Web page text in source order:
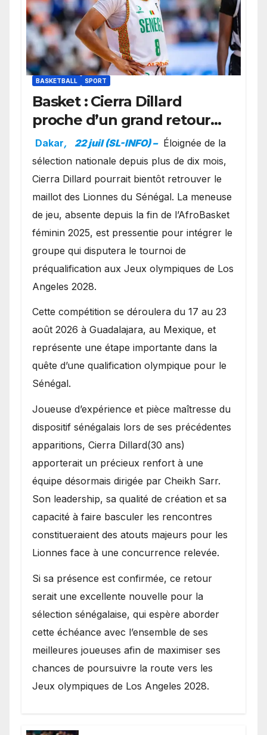
BASKETBALL SPORT
Basket : Cierra Dillard
proche d’un grand retour
avec les Lionnes ?
Dakar, 22 juil (SL-INFO) – Éloignée de la
sélection nationale depuis plus de dix mois,
Cierra Dillard pourrait bientôt retrouver le
maillot des Lionnes du Sénégal. La meneuse
de jeu, absente depuis la fin de l’AfroBasket
féminin 2025, est pressentie pour intégrer le
groupe qui disputera le tournoi de
préqualification aux Jeux olympiques de Los
Angeles 2028.
Cette compétition se déroulera du 17 au 23
août 2026 à Guadalajara, au Mexique, et
représente une étape importante dans la
quête d’une qualification olympique pour le
Sénégal.
Joueuse d’expérience et pièce maîtresse du
dispositif sénégalais lors de ses précédentes
apparitions, Cierra Dillard(30 ans)
apporterait un précieux renfort à une
équipe désormais dirigée par Cheikh Sarr.
Son leadership, sa qualité de création et sa
capacité à faire basculer les rencontres
constitueraient des atouts majeurs pour les
Lionnes face à une concurrence relevée.
Si sa présence est confirmée, ce retour
serait une excellente nouvelle pour la
sélection sénégalaise, qui espère aborder
cette échéance avec l’ensemble de ses
meilleures joueuses afin de maximiser ses
chances de poursuivre la route vers les
Jeux olympiques de Los Angeles 2028.